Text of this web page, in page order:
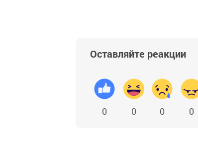
Оставляйте реакции
0 0 0 0